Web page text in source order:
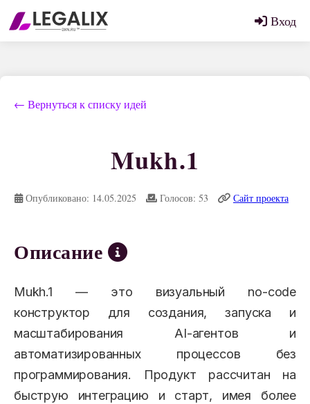
Вход
← Вернуться к списку идей
Mukh.1
Опубликовано: 14.05.2025 Голосов: 53 Сайт проекта
Описание
Mukh.1 — это визуальный no-code
конструктор для создания, запуска и
масштабирования AI-агентов и
автоматизированных процессов без
программирования. Продукт рассчитан на
быструю интеграцию и старт, имея более